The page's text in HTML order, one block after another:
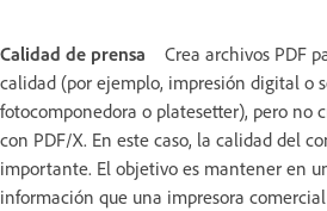
Calidad de prensa
Crea archivos PDF
calidad (por ejemplo, impresión digital o
fotocomponedora o platesetter), pero no
con PDF/X. En este caso, la calidad del
importante. El objetivo es mantener en
información que una impresora